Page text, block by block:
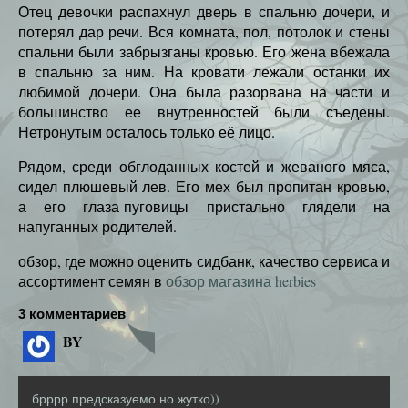
Отец девочки распахнул дверь в спальню дочери, и
потерял дар речи. Вся комната, пол, потолок и стены
спальни были забрызганы кровью. Его жена вбежала
в спальню за ним. На кровати лежали останки их
любимой дочери. Она была разорвана на части и
большинство ее внутренностей были съедены.
Нетронутым осталось только её лицо.
Рядом, среди обглоданных костей и жеваного мяса,
сидел плюшевый лев. Его мех был пропитан кровью,
а его глаза-пуговицы пристально глядели на
напуганных родителей.
обзор, где можно оценить сидбанк, качество сервиса и
ассортимент семян в обзор магазина herbies
3 комментариев
BY
брррр предсказуемо но жутко))